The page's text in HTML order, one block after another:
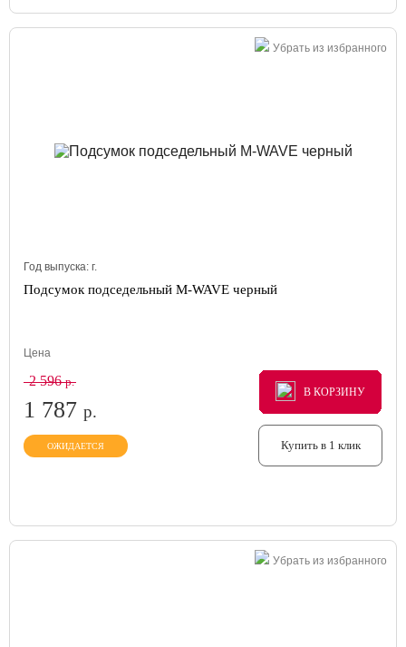
Убрать из избранного
Год выпуска: г.
Подсумок подседельный M-WAVE черный
Цена
2 596р.
1 787 р.
ОЖИДАЕТСЯ
В КОРЗИНУ
В КОРЗИНУ
В КОРЗИНУ
Купить в 1 клик
Убрать из избранного